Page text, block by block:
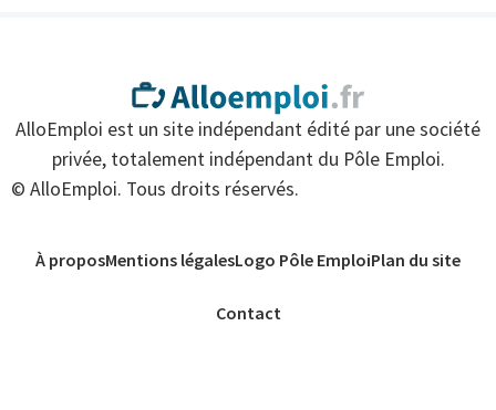
AlloEmploi est un site indépendant édité par une société
privée, totalement indépendant du Pôle Emploi.
© AlloEmploi. Tous droits réservés.
À proposMentions légalesLogo Pôle EmploiPlan du site
Contact